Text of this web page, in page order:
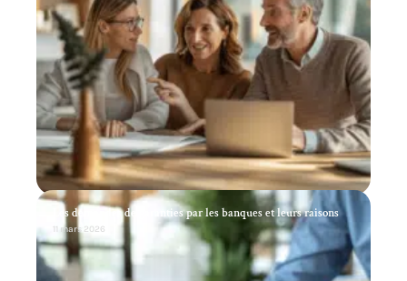
Les demandes de garanties par les banques et leurs raisons
11 mars 2026